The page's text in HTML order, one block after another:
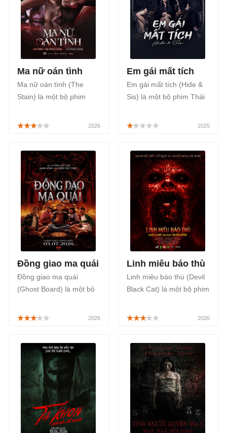
Ma nữ oán tình
Ma nữ oán tình (The
Stain) là một bộ phim
thể loại tâm lý, tình cảm
thương tâm lý, sự ám ảnh
của quá khứ và hậu quả
từ những bí mật bị che
giấu, công chiếu chính
thức bắt đầu từ ngày
10/07/2026.
Em gái mất tích
Em gái mất tích (Hide &
Sis) là một bộ phim Thái
chính kịch xoay quanh
một mái nhà đầy bí ẩn
được phát sóng trên
VieON bắt đầu từ ngày
30/06/2025.
Đồng giao ma quái
Đồng giao ma quái
(Ghost Board) là một bộ
thuộc thể loại kinh dị, giật
khai thác nỗi sợ từ trò
chơi ma thuật, được công
chiếu chính thức bắt đầu
từ ngày 03/07/2026.
Linh miêu báo thù
Linh miêu báo thù (Devil
Black Cat) là một bộ phim
chiếu rạp của đạo diễn
Miêu với bầu không khí u
ám, màu sắc tâm linh đặc
trưng cùng những hình
ảnh rùng rợn, được công
chiếu chính thức từ ngày
26/06/2026.